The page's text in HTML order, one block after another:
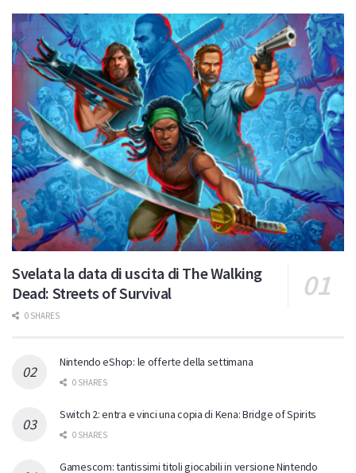
Svelata la data di uscita di The Walking
Dead: Streets of Survival
0 SHARES
Nintendo eShop: le offerte della settimana
0 SHARES
Switch 2: entra e vinci una copia di Kena: Bridge of Spirits
0 SHARES
Gamescom: tantissimi titoli giocabili in versione Nintendo